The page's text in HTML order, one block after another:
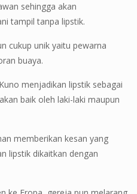
sehingga akan
tampil tanpa lipstik.
cukup unik yaitu pewarna
buaya.
menjadikan lipstik sebagai
baik oleh laki-laki maupun
memberikan kesan yang
lipstik dikaitkan dengan